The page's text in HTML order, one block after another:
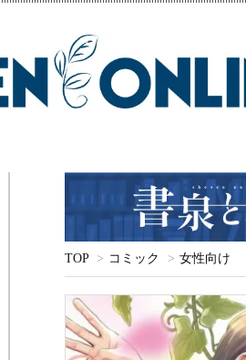
TOP > コミック > 女性向け